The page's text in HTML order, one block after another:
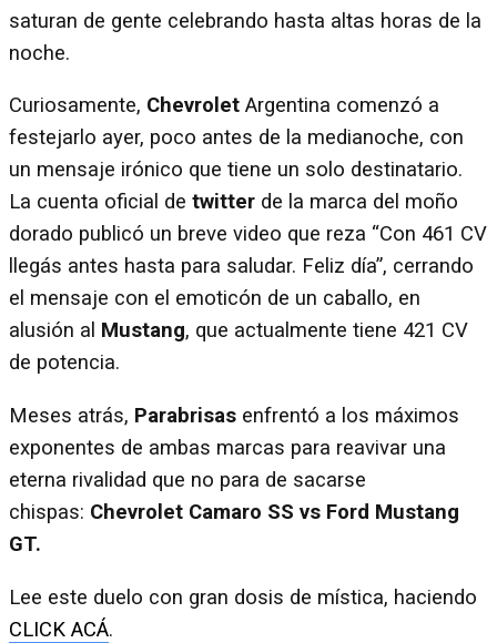
saturan de gente celebrando hasta altas horas de la
noche.
Curiosamente, Chevrolet Argentina comenzó a
festejarlo ayer, poco antes de la medianoche, con
un mensaje irónico que tiene un solo destinatario.
La cuenta oficial de twitter de la marca del moño
dorado publicó un breve video que reza “Con 461 CV
llegás antes hasta para saludar. Feliz día”, cerrando
el mensaje con el emoticón de un caballo, en
alusión al Mustang, que actualmente tiene 421 CV
de potencia.
Meses atrás, Parabrisas enfrentó a los máximos
exponentes de ambas marcas para reavivar una
eterna rivalidad que no para de sacarse
chispas: Chevrolet Camaro SS vs Ford Mustang
GT.
Lee este duelo con gran dosis de mística, haciendo
CLICK ACÁ.